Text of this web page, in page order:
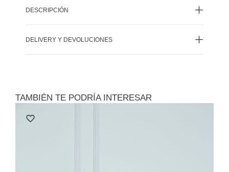
DESCRIPCIÓN
DELIVERY Y DEVOLUCIONES
TAMBIÉN TE PODRÍA INTERESAR